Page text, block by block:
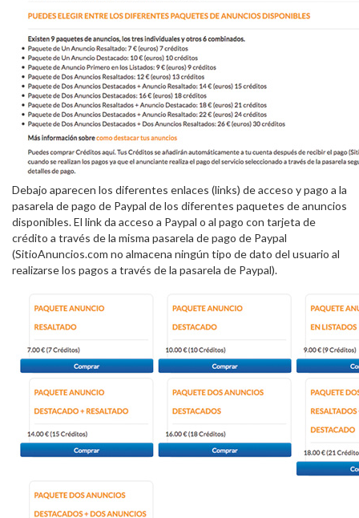
Debajo aparecen los diferentes enlaces (links) de acceso y pago a la
pasarela de pago de Paypal de los diferentes paquetes de anuncios
disponibles. El link da acceso a Paypal o al pago con tarjeta de
crédito a través de la misma pasarela de pago de Paypal
(SitioAnuncios.com no almacena ningún tipo de dato del usuario al
realizarse los pagos a través de la pasarela de Paypal).